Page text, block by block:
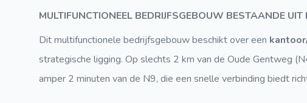
MULTIFUNCTIONEEL BEDRIJFSGEBOUW BESTAANDE
Dit multifunctionele bedrijfsgebouw beschikt over een
strategische ligging. Op slechts 2 km van de Oude Gentweg
amper 2 minuten van de N9, die een snelle verbinding biedt